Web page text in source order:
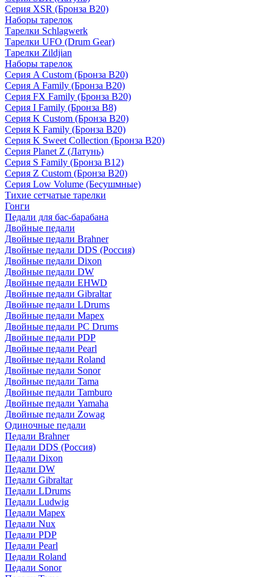
Серия XSR (Бронза B20)
Наборы тарелок
Тарелки Schlagwerk
Тарелки UFO (Drum Gear)
Тарелки Zildjian
Наборы тарелок
Серия A Custom (Бронза B20)
Серия A Family (Бронза B20)
Серия FX Family (Бронза B20)
Серия I Family (Бронза B8)
Серия K Custom (Бронза B20)
Серия K Family (Бронза B20)
Серия K Sweet Collection (Бронза B20)
Серия Planet Z (Латунь)
Серия S Family (Бронза B12)
Серия Z Custom (Бронза B20)
Серия Low Volume (Бесушмные)
Тихие сетчатые тарелки
Гонги
Педали для бас-барабана
Двойные педали
Двойные педали Brahner
Двойные педали DDS (Россия)
Двойные педали Dixon
Двойные педали DW
Двойные педали EHWD
Двойные педали Gibraltar
Двойные педали LDrums
Двойные педали Mapex
Двойные педали PC Drums
Двойные педали PDP
Двойные педали Pearl
Двойные педали Roland
Двойные педали Sonor
Двойные педали Tama
Двойные педали Tamburo
Двойные педали Yamaha
Двойные педали Zowag
Одиночные педали
Педали Brahner
Педали DDS (Россия)
Педали Dixon
Педали DW
Педали Gibraltar
Педали LDrums
Педали Ludwig
Педали Mapex
Педали Nux
Педали PDP
Педали Pearl
Педали Roland
Педали Sonor